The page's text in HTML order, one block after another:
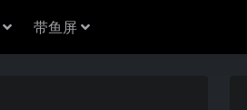
带鱼屏